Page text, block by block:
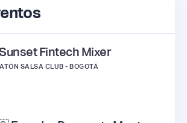
Fintech Mixer
SALSA CLUB - BOGOTÁ